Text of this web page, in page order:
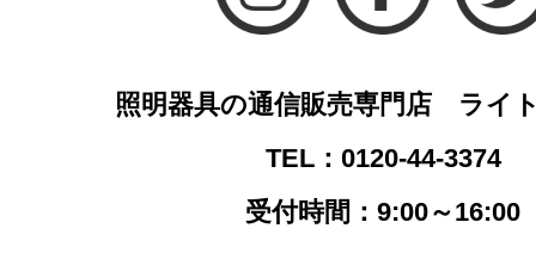
照明器具の通信販売専門店 ライ
TEL：0120-44-3374
受付時間：9:00～16:00